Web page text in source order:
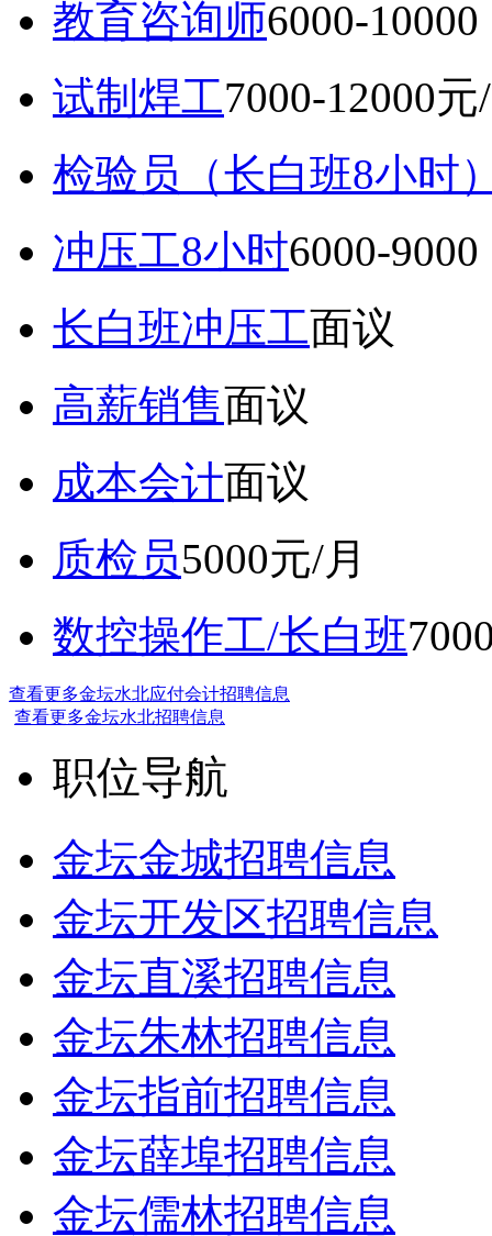
教育咨询师6000-
试制焊工7000-12000元
检验员（长白班8小时
冲压工8小时6000-
长白班冲压工面议
高薪销售面议
成本会计面议
质检员5000元/月
数控操作工/长白班
查看更多金坛水北应付会计招聘信息
查看更多金坛水北招聘信息
职位导航
金坛金城招聘信息
金坛开发区招聘信息
金坛直溪招聘信息
金坛朱林招聘信息
金坛指前招聘信息
金坛薛埠招聘信息
金坛儒林招聘信息